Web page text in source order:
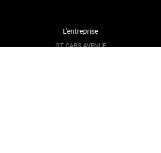
L'entreprise
GT CARS AVENUE